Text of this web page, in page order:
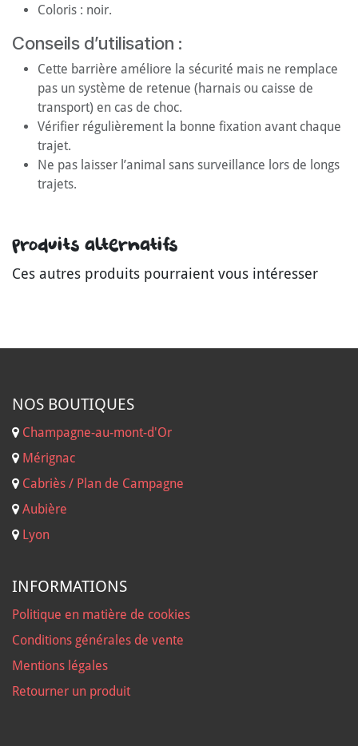
Coloris : noir.
Conseils d’utilisation :
Cette barrière améliore la sécurité mais ne remplace
pas un système de retenue (harnais ou caisse de
transport) en cas de choc.
Vérifier régulièrement la bonne fixation avant chaque
trajet.
Ne pas laisser l’animal sans surveillance lors de longs
trajets.
Produits alternatifs
Ces autres produits pourraient vous intéresser
NOS BOUTIQUES
Champagne-au-mont-d'Or
Mérignac
Cabriès / Plan de Campagne
Aubière
Lyon
INFORMATIONS
Politique en matière de cookies
Conditions générales de vente
Mentions légales
Retourner un produit